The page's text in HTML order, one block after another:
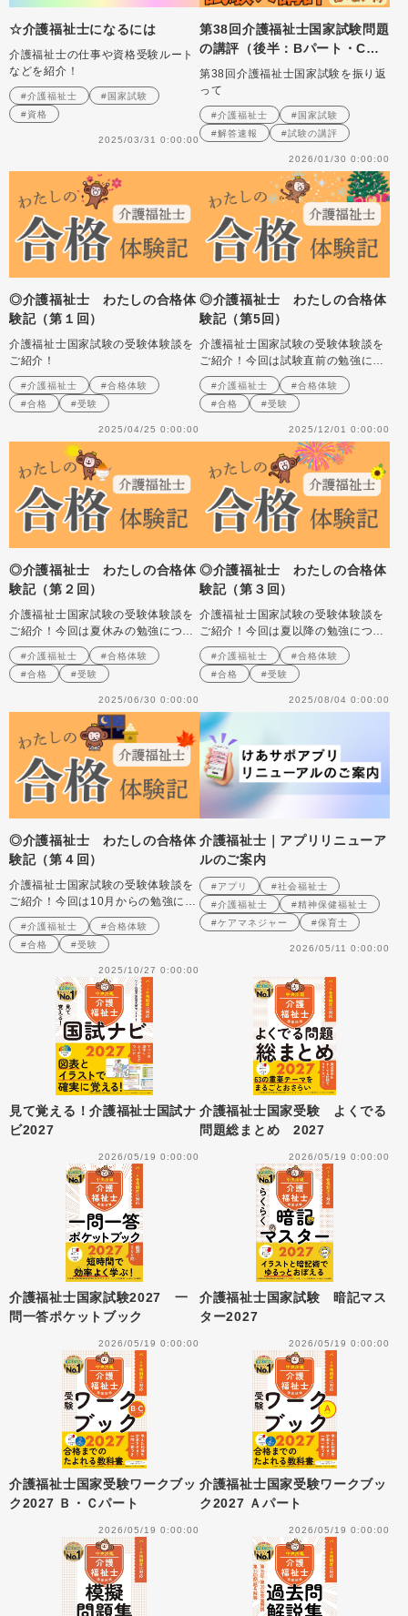
☆介護福祉士になるには
介護福祉士の仕事や資格受験ルート
などを紹介！
#介護福祉士
#国家試験
#資格
2025/03/31 0:00:00
第38回介護福祉士国家試験問題
の講評（後半：Bパート・Cパ
ート）～パート合格がスタート
しました
第38回介護福祉士国家試験を振り返
って
#介護福祉士
#国家試験
#解答速報
#試験の講評
2026/01/30 0:00:00
◎介護福祉士 わたしの合格体
験記（第１回）
介護福祉士国家試験の受験体験談を
ご紹介！
#介護福祉士
#合格体験
#合格
#受験
2025/04/25 0:00:00
◎介護福祉士 わたしの合格体
験記（第5回）
介護福祉士国家試験の受験体験談を
ご紹介！今回は試験直前の勉強につ
いて！
#介護福祉士
#合格体験
#合格
#受験
2025/12/01 0:00:00
◎介護福祉士 わたしの合格体
験記（第２回）
介護福祉士国家試験の受験体験談を
ご紹介！今回は夏休みの勉強につい
て！
#介護福祉士
#合格体験
#合格
#受験
2025/06/30 0:00:00
◎介護福祉士 わたしの合格体
験記（第３回）
介護福祉士国家試験の受験体験談を
ご紹介！今回は夏以降の勉強につい
て！
#介護福祉士
#合格体験
#合格
#受験
2025/08/04 0:00:00
◎介護福祉士 わたしの合格体
験記（第４回）
介護福祉士国家試験の受験体験談を
ご紹介！今回は10月からの勉強につ
いて！
#介護福祉士
#合格体験
#合格
#受験
2025/10/27 0:00:00
介護福祉士｜アプリリニューア
ルのご案内
#アプリ
#社会福祉士
#介護福祉士
#精神保健福祉士
#ケアマネジャー
#保育士
2026/05/11 0:00:00
見て覚える！介護福祉士国試ナ
ビ2027
2026/05/19 0:00:00
介護福祉士国家受験 よくでる
問題総まとめ 2027
2026/05/19 0:00:00
介護福祉士国家試験2027 一
問一答ポケットブック
2026/05/19 0:00:00
介護福祉士国家試験 暗記マス
ター2027
2026/05/19 0:00:00
介護福祉士国家受験ワークブッ
ク2027 Ｂ・Ｃパート
2026/05/19 0:00:00
介護福祉士国家受験ワークブッ
ク2027 Ａパート
2026/05/19 0:00:00